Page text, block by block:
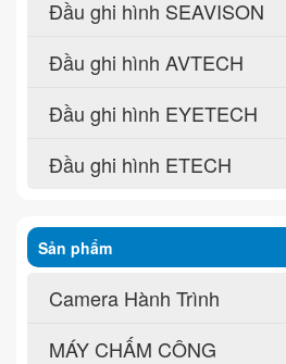
Đầu ghi hình SEAVISON
Đầu ghi hình AVTECH
Đầu ghi hình EYETECH
Đầu ghi hình ETECH
Sản phẩm
Camera Hành Trình
MÁY CHẤM CÔNG